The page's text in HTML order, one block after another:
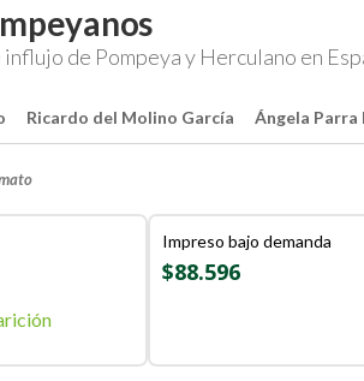
influjo de Pompeya y Herculano en
Ricardo del Molino García Ángela Parra
Impreso bajo demanda
$88.596